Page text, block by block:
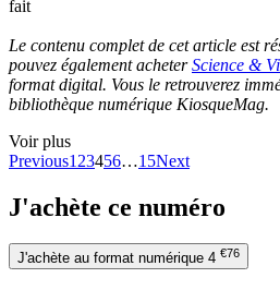
fait
Le contenu complet de cet article est
pouvez également acheterScience &
format digital. Vous le retrouverez
bibliothèque numérique KiosqueMag.
Voir plus
Previous1 23456…15Next
J'achète ce numéro
J'achète au format numérique 4 €76